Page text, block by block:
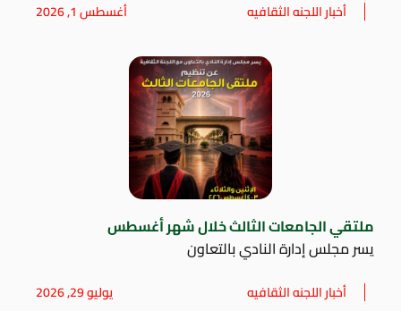
أخبار اللجنه الثقافيه أغسطس 1, 2026
ملتقي الجامعات الثالث خلال شهر أغسطس
يسر مجلس إدارة النادي بالتعاون
أخبار اللجنه الثقافيه يوليو 29, 2026